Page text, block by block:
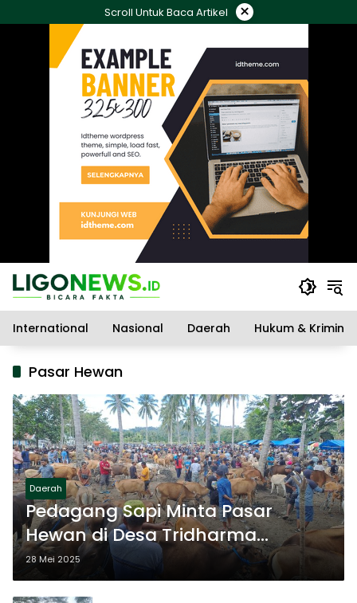
ke
Scroll Untuk Baca Artikel ×
International Nasional Daerah Hukum & Kriminal
Pasar Hewan
Daerah
Pedagang Sapi Minta Pasar
Hewan di Desa Tridharma
Diadakan Dua Kali Dalam
Seminggu
28 Mei 2025